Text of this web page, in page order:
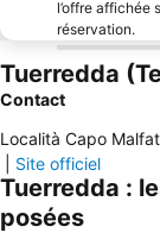
l’offre affichée
réservation.
Tuerredda
Contact
Località Capo
Site officiel
Tuerredda :
posées